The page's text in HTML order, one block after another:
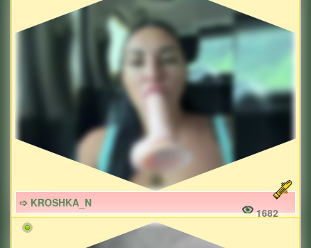
➩ KROSHKA_N
1682